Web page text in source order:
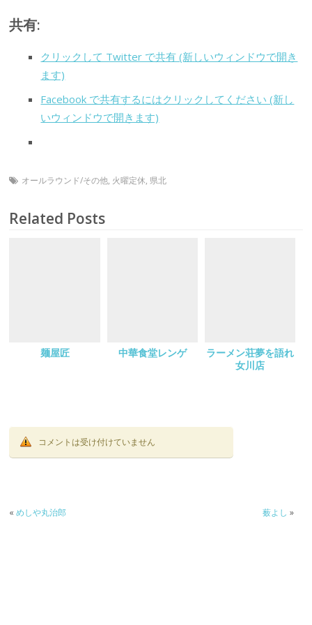
共有:
クリックして Twitter で共有 (新しいウィンドウで開き
ます)
Facebook で共有するにはクリックしてください (新し
いウィンドウで開きます)
オールラウンド/その他, 火曜定休,県北
Related Posts
麺屋匠 中華食堂レンゲ
ラーメン荘夢を語れ
女川店
コメントは受け付けていません
«めしや丸治郎 薮よし »